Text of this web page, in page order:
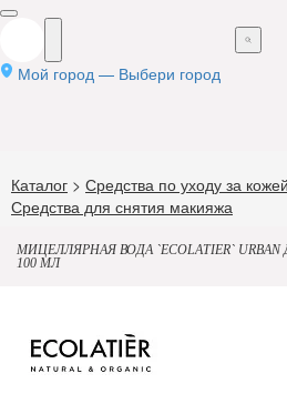
Мой город — Выбери город
Каталог > Средства по уходу за кожей
Средства для снятия макияжа
МИЦЕЛЛЯРНАЯ ВОДА `ECOLATIER`
100 МЛ